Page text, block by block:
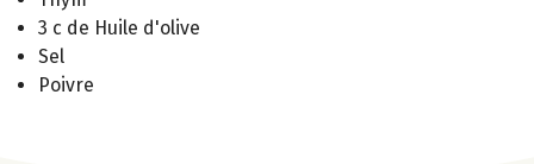
3 c de Huile d'olive
Sel
Poivre